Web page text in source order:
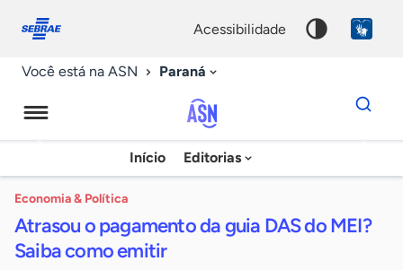
conosco
acessibilidade
Você está na ASN Paraná
Agência
Sebrae
Notícias
Início Editorias
Dados
para
chave
Economia & Política
Atrasou o pagamento da guia DAS do MEI?
Saiba como emitir